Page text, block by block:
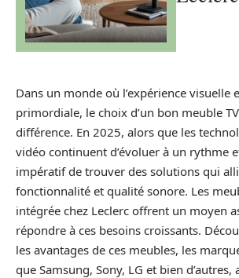
Dans un monde où l’expérience visuelle
primordiale, le choix d’un bon meuble
différence. En 2025, alors que les
vidéo continuent d’évoluer à un rythme
impératif de trouver des solutions qui
fonctionnalité et qualité sonore. Les
intégrée chez Leclerc offrent un moyen
répondre à ces besoins croissants.
les avantages de ces meubles, les
que Samsung, Sony, LG et bien d’autres,